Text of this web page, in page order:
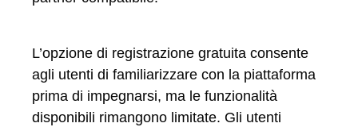
L’opzione di registrazione gratuita consente
agli utenti di familiarizzare con la piattaforma
prima di impegnarsi, ma le funzionalità
disponibili rimangono limitate. Gli utenti